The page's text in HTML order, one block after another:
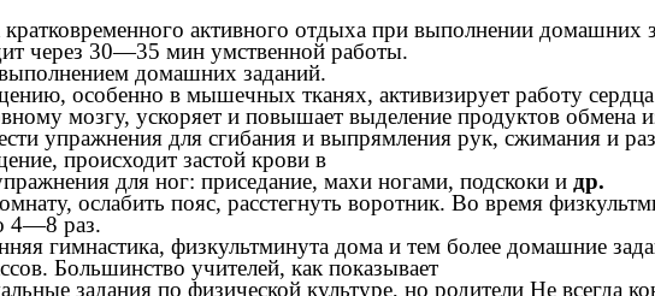
активного отдыха при выполнении домашних
через 30—35 мин умственной работы.
домашних заданий.
особенно в мышечных тканях, активизирует работу
мозгу, ускоряет и повышает выделение продуктов обмена
упражнения для сгибания и выпрямления рук, сжимания и
происходит застой крови в
для ног: приседание, махи ногами, подскоки и др.
ослабить пояс, расстегнуть воротник. Во время
4—8 раз.
гимнастика, физкультминута дома и тем более домашние
Большинство учителей, как показывает
задания по физической культуре, но родители Не всегда